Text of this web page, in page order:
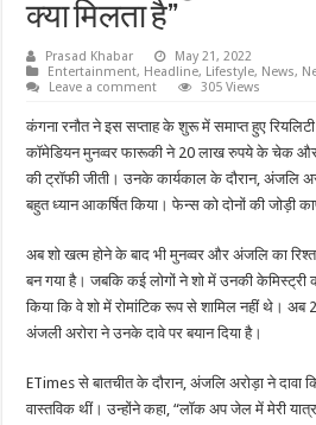
क्या मिलता है”
Prasad Khabar
May 21, 2022
Entertainment, Headline, Lifestyle, News,
Leave a comment
305 Views
कंगना रनौत ने इस सप्ताह के शुरू में समाप्त हुए
कॉमेडियन मुनव्वर फारूकी ने 20 लाख रुपये के चेक और
की ट्रॉफी जीती। उनके कार्यकाल के दौरान, अंजलि
बहुत ध्यान आकर्षित किया। फेन्स को दोनों की जोड़ी
अब शो खत्म होने के बाद भी मुनव्वर और अंजलि का
बन गया है। जबकि कई लोगों ने शो में उनकी केमिस्ट्री
किया कि वे शो में रोमांटिक रूप से शामिल नहीं थे। अब
अंजली अरोरा ने उनके दावे पर बयान दिया है।
ETimes से बातचीत के दौरान, अंजलि अरोड़ा ने दावा
वास्तविक थीं। उन्होंने कहा, “लॉक अप जेल में मेरी